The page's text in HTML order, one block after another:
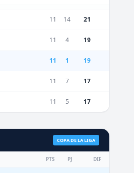
11 14 21
11 4 19
11 1 19
11 7 17
11 5 17
COPA DE LA LIGA
PTS PJ DIF